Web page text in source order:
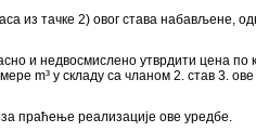
из тачке 2) овог става набављене,
и недвосмислено утврдити цена по
m³ у складу са чланом 2. став 3.
праћење реализације ове уредбе.